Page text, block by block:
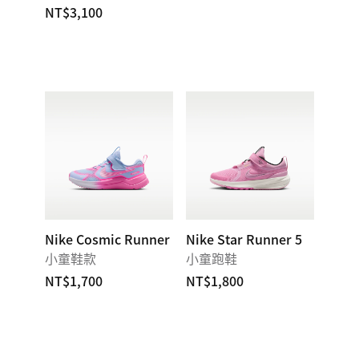
NT$3,100
Nike Cosmic Runner
小童鞋款
NT$1,700
Nike Star Runner 5
小童跑鞋
NT$1,800